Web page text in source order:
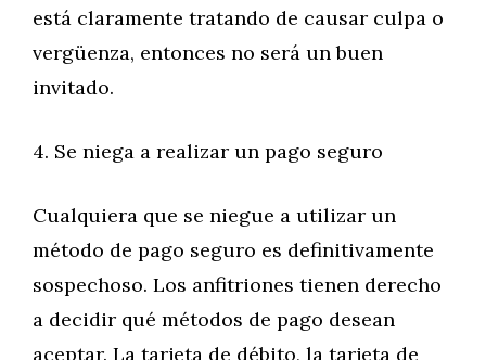
está claramente tratando de causar culpa o
vergüenza, entonces no será un buen
invitado.
4. Se niega a realizar un pago seguro
Cualquiera que se niegue a utilizar un
método de pago seguro es definitivamente
sospechoso. Los anfitriones tienen derecho
a decidir qué métodos de pago desean
aceptar. La tarjeta de débito, la tarjeta de